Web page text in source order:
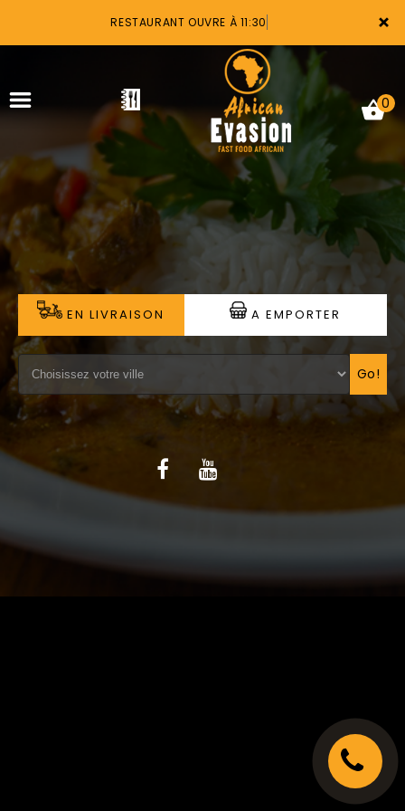
×
RESTAURANT OUVRE À 11:30
ACCUEIL
LA CARTE
VOTRE COMPTE
NOTRE RESTAURANT
VOS AVIS
MENTIONS LÉGALES
0
EN LIVRAISON A EMPORTER
Go!